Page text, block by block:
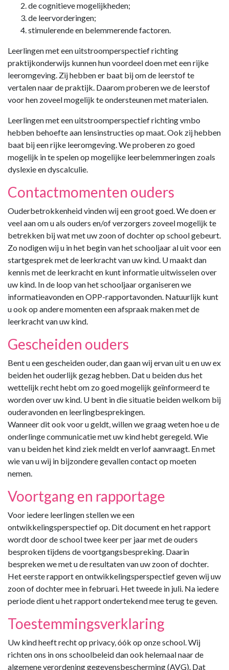
de cognitieve mogelijkheden;
de leervorderingen;
stimulerende en belemmerende factoren.
Leerlingen met een uitstroomperspectief richting
praktijkonderwijs kunnen hun voordeel doen met een rijke
leeromgeving. Zij hebben er baat bij om de leerstof te
vertalen naar de praktijk. Daarom proberen we de leerstof
voor hen zoveel mogelijk te ondersteunen met materialen.
Leerlingen met een uitstroomperspectief richting vmbo
hebben behoefte aan lensinstructies op maat. Ook zij hebben
baat bij een rijke leeromgeving. We proberen zo goed
mogelijk in te spelen op mogelijke leerbelemmeringen zoals
dyslexie en dyscalculie.
Contactmomenten ouders
Ouderbetrokkenheid vinden wij een groot goed. We doen er
veel aan om u als ouders en/of verzorgers zoveel mogelijk te
betrekken bij wat met uw zoon of dochter op school gebeurt.
Zo nodigen wij u in het begin van het schooljaar al uit voor een
startgesprek met de leerkracht van uw kind. U maakt dan
kennis met de leerkracht en kunt informatie uitwisselen over
uw kind. In de loop van het schooljaar organiseren we
informatieavonden en OPP-rapportavonden. Natuurlijk kunt
u ook op andere momenten een afspraak maken met de
leerkracht van uw kind.
Gescheiden ouders
Bent u een gescheiden ouder, dan gaan wij ervan uit u en uw ex
beiden het ouderlijk gezag hebben. Dat u beiden dus het
wettelijk recht hebt om zo goed mogelijk geïnformeerd te
worden over uw kind. U bent in die situatie beiden welkom bij
ouderavonden en leerlingbesprekingen.
Wanneer dit ook voor u geldt, willen we graag weten hoe u de
onderlinge communicatie met uw kind hebt geregeld. Wie
van u beiden het kind ziek meldt en verlof aanvraagt. En met
wie van u wij in bijzondere gevallen contact op moeten
nemen.
Voortgang en rapportage
Voor iedere leerlingen stellen we een
ontwikkelingsperspectief op. Dit document en het rapport
wordt door de school twee keer per jaar met de ouders
besproken tijdens de voortgangsbespreking. Daarin
bespreken we met u de resultaten van uw zoon of dochter.
Het eerste rapport en ontwikkelingsperspectief geven wij uw
zoon of dochter mee in februari. Het tweede in juli. Na iedere
periode dient u het rapport ondertekend mee terug te geven.
Toestemmingsverklaring
Uw kind heeft recht op privacy, óók op onze school. Wij
richten ons in ons schoolbeleid dan ook helemaal naar de
algemene verordening gegevensbescherming (AVG). Dat